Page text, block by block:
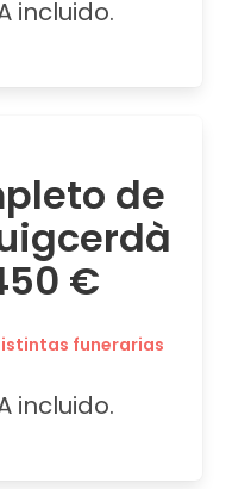
incluido.
de
€
funerarias
incluido.